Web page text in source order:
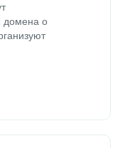
домена о